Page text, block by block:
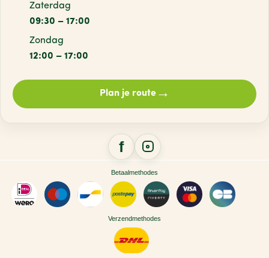
Zaterdag
09:30 – 17:00
Zondag
12:00 – 17:00
Plan je route→
Betaalmethodes
Verzendmethodes